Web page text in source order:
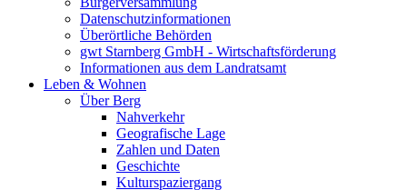
Datenschutzinformationen
Überörtliche Behörden
gwt Starnberg GmbH - Wirtschaftsförderung
Informationen aus dem Landratsamt
Leben & Wohnen
Über Berg
Nahverkehr
Geografische Lage
Zahlen und Daten
Geschichte
Kulturspaziergang